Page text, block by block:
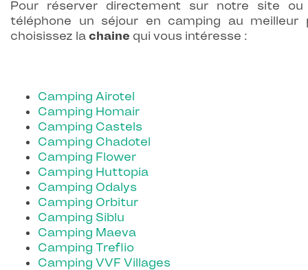
Pour réserver directement sur notre site ou
téléphone un séjour en camping au meilleur
choisissez la chaine qui vous intéresse :
Camping Airotel
Camping Homair
Camping Castels
Camping Chadotel
Camping Flower
Camping Huttopia
Camping Odalys
Camping Orbitur
Camping Siblu
Camping Maeva
Camping Treflio
Camping VVF Villages